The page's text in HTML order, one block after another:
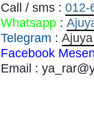
Call / sms : 012-
Whatsapp :
Telegram :
Facebook
Email :